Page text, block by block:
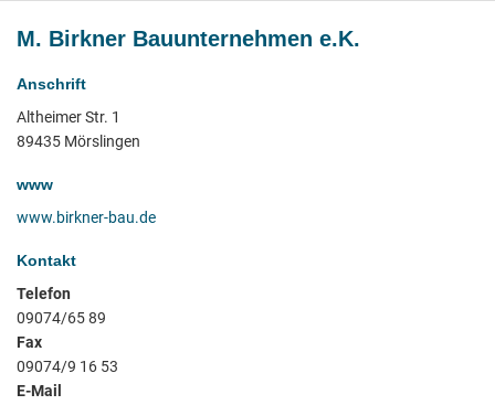
M. Birkner Bauunternehmen e.K.
Anschrift
Altheimer Str. 1
89435 Mörslingen
www
www.birkner-bau.de
Kontakt
Telefon
09074/65 89
Fax
09074/9 16 53
E-Mail